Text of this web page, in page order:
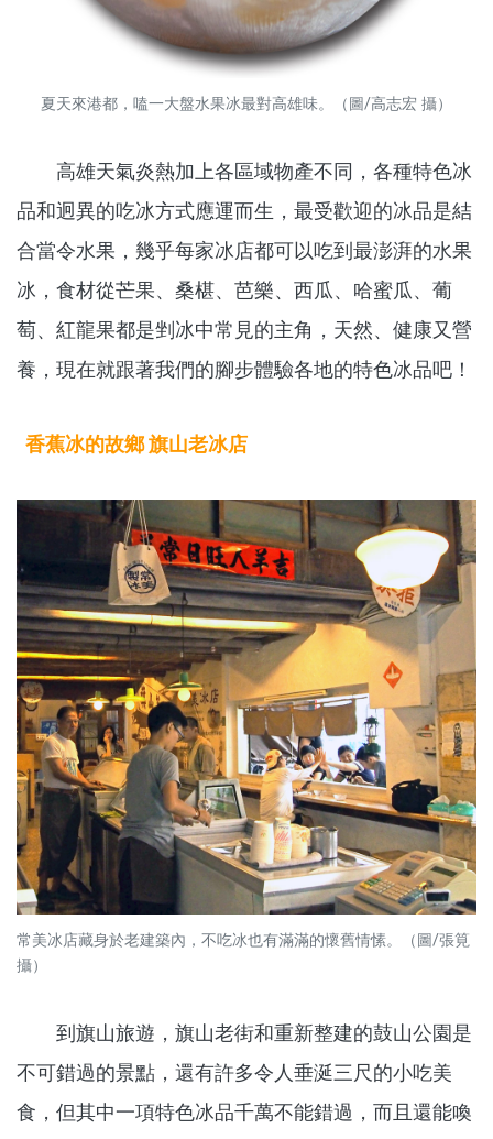
夏天來港都，嗑一大盤水果冰最對高雄味。（圖/高志宏 攝）
高雄天氣炎熱加上各區域物產不同，各種特色冰
品和迥異的吃冰方式應運而生，最受歡迎的冰品是結
合當令水果，幾乎每家冰店都可以吃到最澎湃的水果
冰，食材從芒果、桑椹、芭樂、西瓜、哈蜜瓜、葡
萄、紅龍果都是剉冰中常見的主角，天然、健康又營
養，現在就跟著我們的腳步體驗各地的特色冰品吧！
香蕉冰的故鄉 旗山老冰店
常美冰店藏身於老建築內，不吃冰也有滿滿的懷舊情愫。（圖/張筧
攝）
到旗山旅遊，旗山老街和重新整建的鼓山公園是
不可錯過的景點，還有許多令人垂涎三尺的小吃美
食，但其中一項特色冰品千萬不能錯過，而且還能喚